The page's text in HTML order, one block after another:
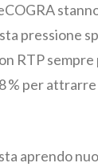
pressione
RTP sempre
% per
aprendo